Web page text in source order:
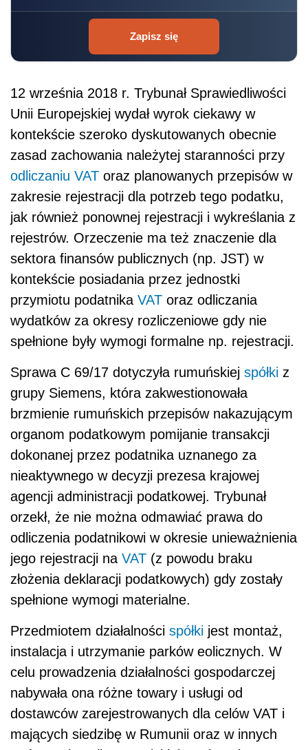
Zapisz się
12 września 2018 r. Trybunał Sprawiedliwości
Unii Europejskiej wydał wyrok ciekawy w
kontekście szeroko dyskutowanych obecnie
zasad zachowania należytej staranności przy
odliczaniu VAT oraz planowanych przepisów w
zakresie rejestracji dla potrzeb tego podatku,
jak również ponownej rejestracji i wykreślania z
rejestrów. Orzeczenie ma też znaczenie dla
sektora finansów publicznych (np. JST) w
kontekście posiadania przez jednostki
przymiotu podatnika VAT oraz odliczania
wydatków za okresy rozliczeniowe gdy nie
spełnione były wymogi formalne np. rejestracji.
Sprawa C 69/17 dotyczyła rumuńskiej spółki z
grupy Siemens, która zakwestionowała
brzmienie rumuńskich przepisów nakazującym
organom podatkowym pomijanie transakcji
dokonanej przez podatnika uznanego za
nieaktywnego w decyzji prezesa krajowej
agencji administracji podatkowej. Trybunał
orzekł, że nie można odmawiać prawa do
odliczenia podatnikowi w okresie unieważnienia
jego rejestracji na VAT (z powodu braku
złożenia deklaracji podatkowych) gdy zostały
spełnione wymogi materialne.
Przedmiotem działalności spółki jest montaż,
instalacja i utrzymanie parków eolicznych. W
celu prowadzenia działalności gospodarczej
nabywała ona różne towary i usługi od
dostawców zarejestrowanych dla celów VAT i
mających siedzibę w Rumunii oraz w innych